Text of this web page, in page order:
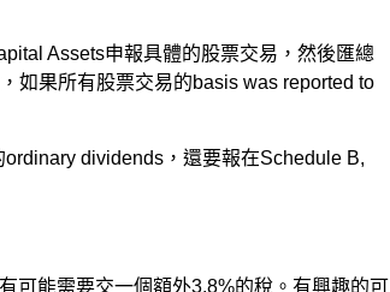
Assets申報具體的股票交易，然後匯總
如果所有股票交易的basis was reported to
dividends，還要報在Schedule B,
可能需要交一個額外3.8%的稅。有興趣的可